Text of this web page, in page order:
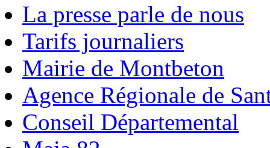
La presse parle de nous
Tarifs journaliers
Mairie de Montbeton
Agence Régionale de
Conseil Départemental